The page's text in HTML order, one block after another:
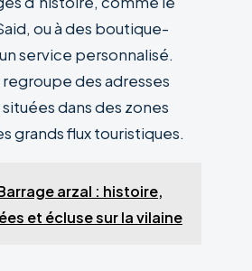
ou à des boutique-
service personnalisé.
des adresses
dans des zones
grands flux touristiques.
arzal : histoire,
et écluse sur la vilaine